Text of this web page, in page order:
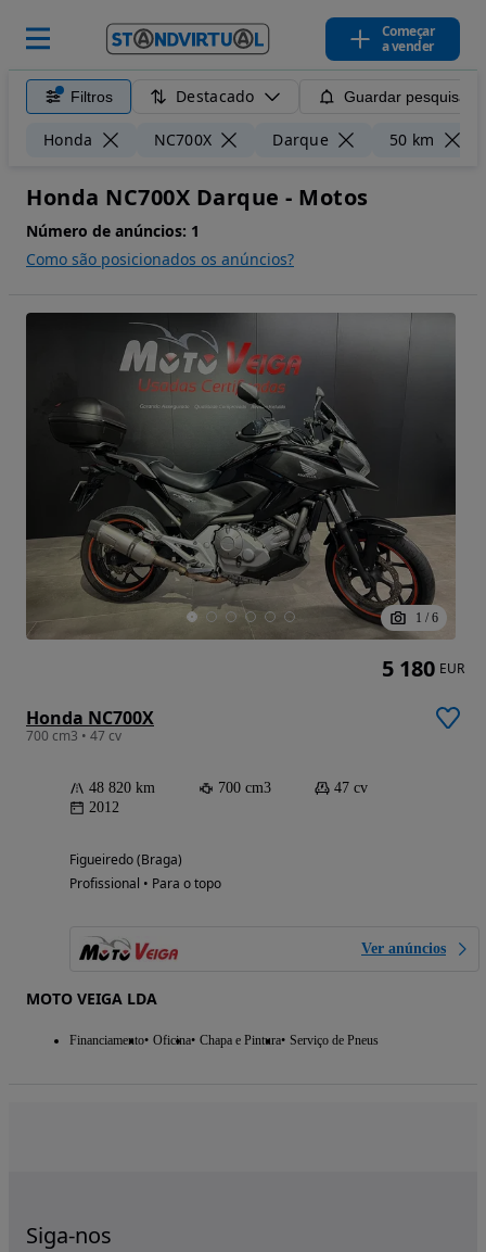
Começar
a vender
Filtros Destacado Guardar pesquisa
Honda NC700X Darque 50 km
Honda NC700X Darque - Motos
Número de anúncios: 1
Como são posicionados os anúncios?
1 / 6
Honda NC700X
700 cm3 • 47 cv
48 820 km 700 cm3
47 cv
2012
Figueiredo (Braga)
Profissional • Para o topo
Ver anúncios
MOTO VEIGA LDA
Financiamento Oficina Chapa e Pintura Serviço de Pneus
5 180 EUR
Siga-nos